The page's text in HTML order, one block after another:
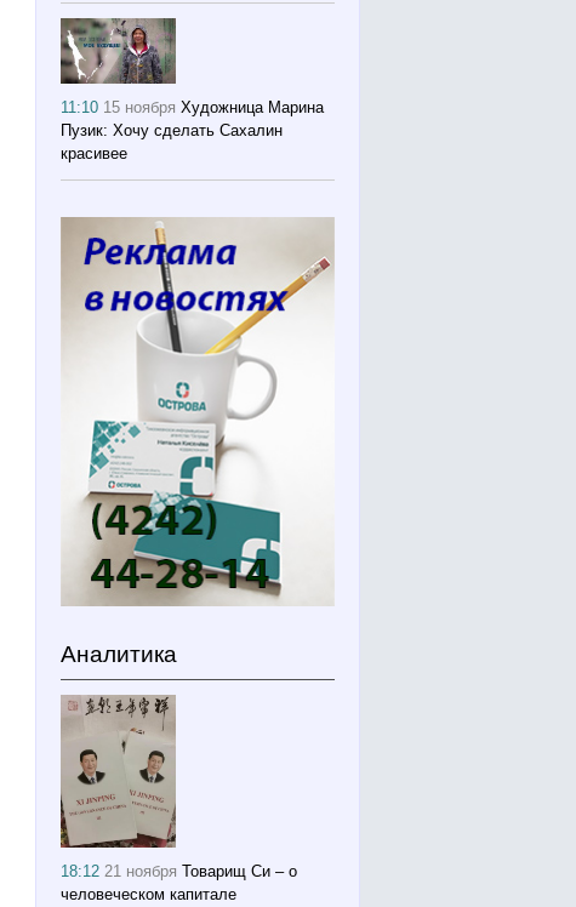
11:10 15 ноября Художница Марина
Пузик: Хочу сделать Сахалин
красивее
Аналитика
18:1221 ноября Товарищ Си – о
человеческом капитале